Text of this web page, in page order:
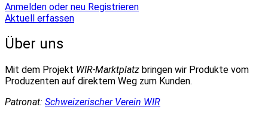
Anmelden oder neu Registrieren
Aktuell erfassen
Über uns
Mit dem Projekt WIR-Marktplatz bringen wir Produkte vom
Produzenten auf direktem Weg zum Kunden.
Patronat: Schweizerischer Verein WIR